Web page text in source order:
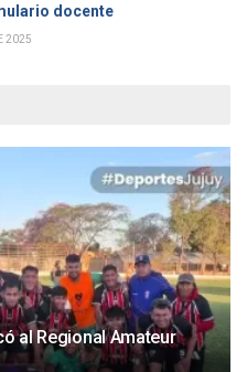
docente
2025
al Regional Amateur